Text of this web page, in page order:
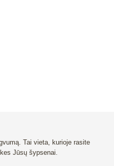
Tai vieta, kurioje rasite
Jūsų šypsenai.